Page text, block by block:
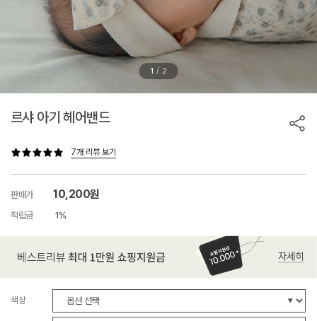
1 / 2
르샤 아기 헤어밴드
7개 리뷰 보기
판매가 10,200원
적립금 1%
색상